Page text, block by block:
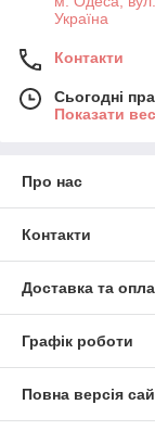
Україна
Контакти
Сьогодні
Показати
Про нас
Контакти
Доставка та
Графік роботи
Повна версія